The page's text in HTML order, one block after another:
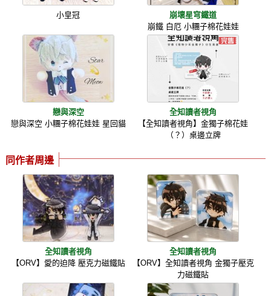
小皇冠
崩壞星穹鐵道
崩鐵 白厄 小糰子棉花娃娃
戀與深空
戀與深空 小糰子棉花娃娃 星回貓
全知讀者視角
【全知讀者視角】金獨子棉花娃
（？）桌邊立牌
同作者周邊
全知讀者視角
【ORV】愛的迫降 壓克力磁鐵貼
全知讀者視角
【ORV】全知讀者視角 金獨子壓克
力磁鐵貼